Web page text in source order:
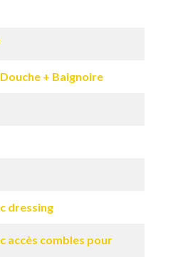
Douche + Baignoire
dressing
accès combles pour